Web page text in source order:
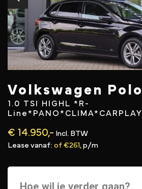
Volkswagen Polo
1.0 TSI HIGHL *R-
Line*PANO*CLIMA*CARPLAY
€ 14.950,- Incl. BTW
Lease vanaf: of €261, p/m